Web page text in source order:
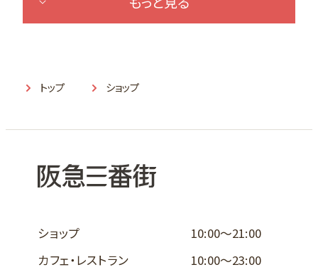
トップ ショップ
ショップ
10:00～21:00
カフェ・レストラン
10:00～23:00